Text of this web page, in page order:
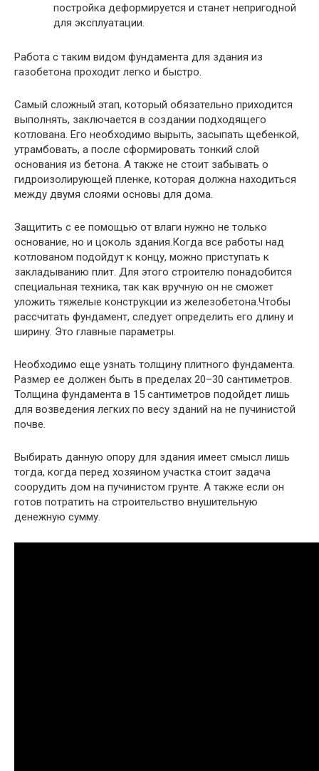
постройка деформируется и станет непригодной
для эксплуатации.
Работа с таким видом фундамента для здания из
газобетона проходит легко и быстро.
Самый сложный этап, который обязательно приходится
выполнять, заключается в создании подходящего
котлована. Его необходимо вырыть, засыпать щебенкой,
утрамбовать, а после сформировать тонкий слой
основания из бетона. А также не стоит забывать о
гидроизолирующей пленке, которая должна находиться
между двумя слоями основы для дома.
Защитить с ее помощью от влаги нужно не только
основание, но и цоколь здания.Когда все работы над
котлованом подойдут к концу, можно приступать к
закладыванию плит. Для этого строителю понадобится
специальная техника, так как вручную он не сможет
уложить тяжелые конструкции из железобетона.Чтобы
рассчитать фундамент, следует определить его длину и
ширину. Это главные параметры.
Необходимо еще узнать толщину плитного фундамента.
Размер ее должен быть в пределах 20–30 сантиметров.
Толщина фундамента в 15 сантиметров подойдет лишь
для возведения легких по весу зданий на не пучинистой
почве.
Выбирать данную опору для здания имеет смысл лишь
тогда, когда перед хозяином участка стоит задача
соорудить дом на пучинистом грунте. А также если он
готов потратить на строительство внушительную
денежную сумму.